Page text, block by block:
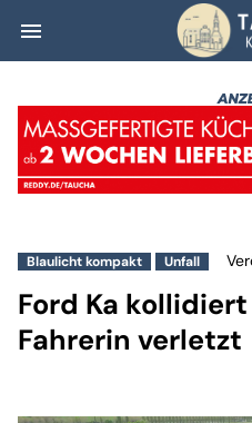
menu
Blaulicht kompakt Unfall
Ford Ka
Fahrerin verletzt